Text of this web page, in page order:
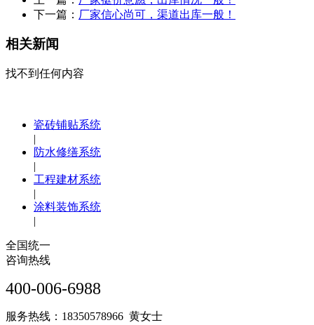
下一篇： 厂家信心尚可，渠道出库一般！
相关新闻
找不到任何内容
瓷砖铺贴系统
|
防水修缮系统
|
工程建材系统
|
涂料装饰系统
|
全国统一
咨询热线
400-006-6988
服务热线：18350578966 黄女士